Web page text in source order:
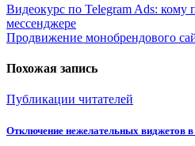
Навигация
по
Видеокурс по Telegram Ads: кому
мессенджере
Продвижение монобрендового
Похожая запись
Публикации читателей
Отключение нежелательных виджетов